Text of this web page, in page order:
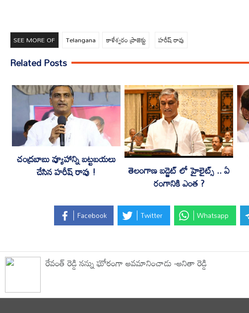
SEE MORE OF Telangana కాళేశ్వరం ప్రాజెక్టు హరీష్ రావు
Related Posts
చంద్రబాబు వ్యూహాన్ని బట్టబయలు
చేసిన హ‌రీష్ రావు ! తెలంగాణ బడ్జెట్‌ లో హైలైట్స్ .. ఏ
రంగానికి ఎంత ?
Facebook Twitter Whatsapp
రేవంత్ రెడ్డి నన్ను ఘోరంగా అవమానించాడు -అనితా రెడ్డి